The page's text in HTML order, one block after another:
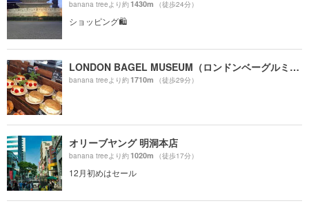
banana treeより約1430m （徒歩24分）
ショッピング🛍
LONDON BAGEL MUSEUM（ロンドンベーグルミュージアム 安国店）
banana treeより約1710m （徒歩29分）
オリーブヤング 明洞本店
banana treeより約1020m （徒歩17分）
12月初めはセール